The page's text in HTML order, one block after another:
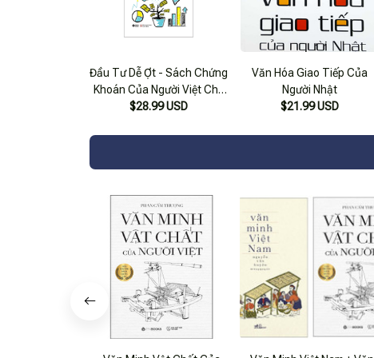
Đầu Tư Dễ Ợt - Sách Chứng
Khoán Của Người Việt Cho
Người Việt
$28.99 USD
Văn Hóa Giao Tiếp Của
Người Nhật
$21.99 USD